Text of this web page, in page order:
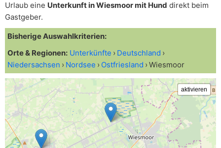
Urlaub eine Unterkunft in Wiesmoor mit Hund direkt beim
Gastgeber.
Bisherige Auswahlkriterien:
Orte & Regionen: Unterkünfte
Deutschland
Niedersachsen
Nordsee Ostfriesland Wiesmoor